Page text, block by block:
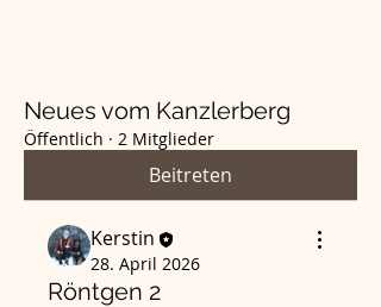
Neues vom Kanzlerberg
Öffentlich · 2 Mitglieder
Beitreten
Kerstin
28. April 2026
Röntgen 2